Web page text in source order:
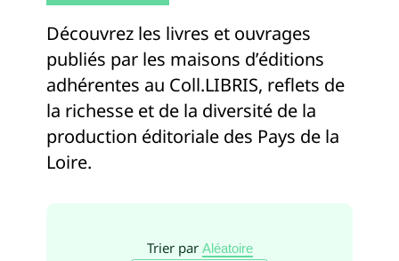
Découvrez les livres et ouvrages
publiés par les maisons d’éditions
adhérentes au Coll.LIBRIS, reflets de
la richesse et de la diversité de la
production éditoriale des Pays de la
Loire.
Trier par Aléatoire